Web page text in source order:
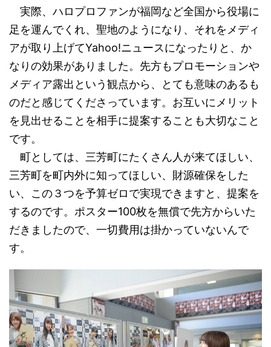
実際、ハロプロファンが福岡など全国から役場に
足を運んでくれ、聖地のようになり、それをメディ
アが取り上げてYahoo!ニュースになったりと、か
なりの効果がありました。先方もプロモーションや
メディア露出という観点から、とても意味のあるも
のだと感じてくださっています。お互いにメリット
を見出せることを相手に提案することも大切なこと
です。
町としては、三芳町にたくさん人が来てほしい、
三芳町を町内外に知ってほしい、財源確保をした
い、この３つを予算ゼロで実現できますと、提案を
するのです。ポスター100枚を無償で先方からいた
だきましたので、一切費用は掛かっていないんで
す。